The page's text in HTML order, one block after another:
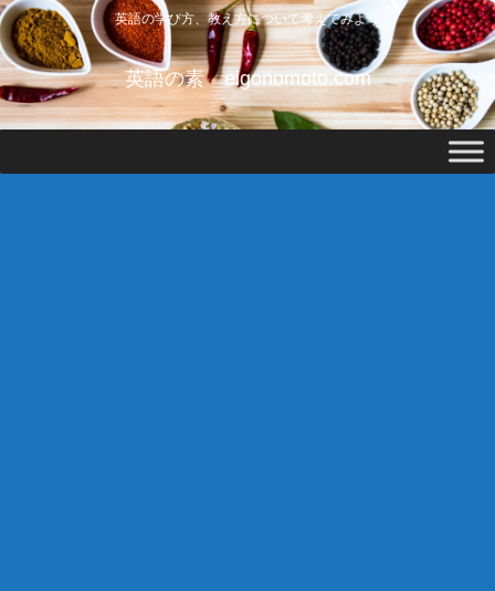
英語の学び方、教え方について考えてみよう
英語の素 eigonomoto.com